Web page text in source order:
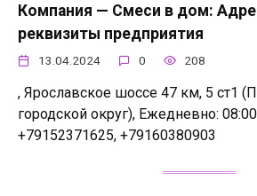
Компания — Смеси в дом:
реквизиты предприятия
13.04.2024 0 208
, Ярославское шоссе 47 км, 5 ст1
городской округ), Ежедневно:
+79152371625, +79160380903